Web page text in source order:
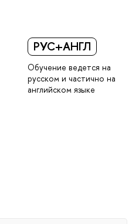
РУС+АНГЛ
Обучение ведется на
русском и частично на
английском языке